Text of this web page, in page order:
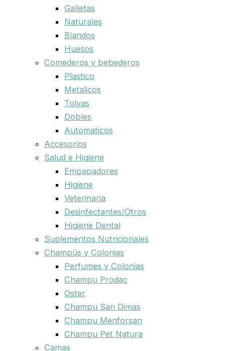
Galletas
Naturales
Blandos
Huesos
Comederos y bebederos
Plastico
Metalicos
Tolvas
Dobles
Automaticos
Accesorios
Salud e Higiene
Empapadores
Higiene
Veterinaria
Desinfectantes/Otros
Higiene Dental
Suplementos Nutricionales
Champús y Colonias
Perfumes y Colonias
Champu Prodac
Oster
Champu San Dimas
Champu Menforsan
Champu Pet Natura
Camas